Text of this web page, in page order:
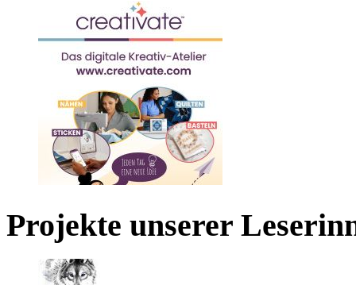
Projekte unserer